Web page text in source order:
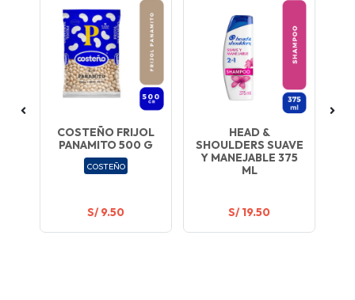
COSTEÑO FRIJOL
PANAMITO 500 G
COSTEÑO
S/ 9.50
HEAD &
SHOULDERS SUAVE
Y MANEJABLE 375
ML
S/ 19.50